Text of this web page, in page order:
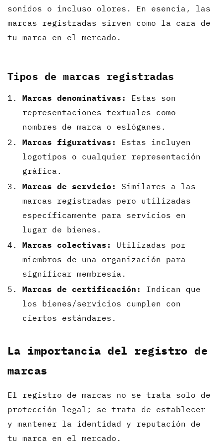
sonidos o incluso olores. En esencia, las
marcas registradas sirven como la cara de
tu marca en el mercado.
Tipos de marcas registradas
Marcas denominativas:
Estas son
representaciones textuales como
nombres de marca o eslóganes.
Marcas figurativas:
Estas incluyen
logotipos o cualquier representación
gráfica.
Marcas de servicio:
Similares a las
marcas registradas pero utilizadas
específicamente para servicios en
lugar de bienes.
Marcas colectivas:
Utilizadas por
miembros de una organización para
significar membresía.
Marcas de certificación:
Indican que
los bienes/servicios cumplen con
ciertos estándares.
La importancia del registro de
marcas
El registro de marcas no se trata solo de
protección legal; se trata de establecer
y mantener la identidad y reputación de
tu marca en el mercado.